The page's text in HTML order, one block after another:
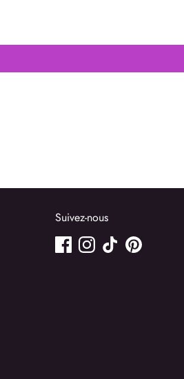
Suivez-nous